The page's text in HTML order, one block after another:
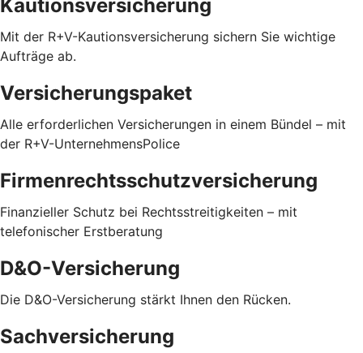
Kautionsversicherung
Mit der R+V-Kautionsversicherung sichern Sie wichtige
Aufträge ab.
Versicherungspaket
Alle erforderlichen Versicherungen in einem Bündel – mit
der R+V-UnternehmensPolice
Firmenrechtsschutzversicherung
Finanzieller Schutz bei Rechtsstreitigkeiten – mit
telefonischer Erstberatung
D&O-Versicherung
Die D&O-Versicherung stärkt Ihnen den Rücken.
Sachversicherung